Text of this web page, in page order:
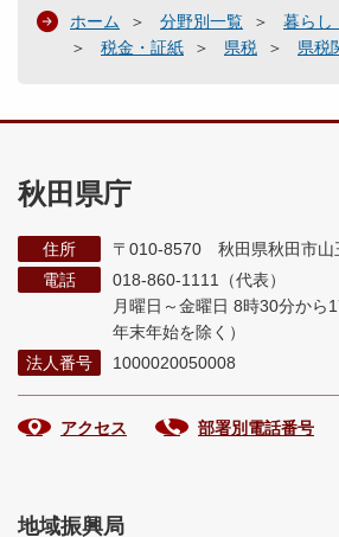
ホーム 分野別一覧
暮らし
税金・証紙
県税 県税
秋田県庁
住所
〒010-8570 秋田県秋田市山
電話
018-860-1111（代表）
月曜日～金曜日 8時30分から
年末年始を除く）
法人番号
1000020050008
アクセス 部署別電話番号
地域振興局